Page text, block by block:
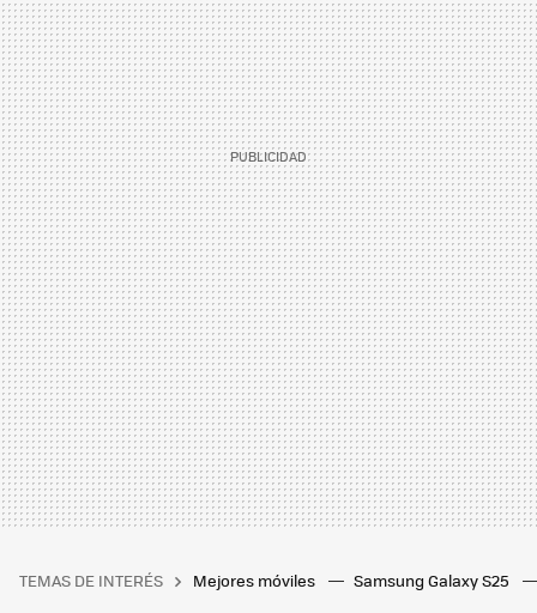
TEMAS DE INTERÉS Mejores móviles Samsung Galaxy S25